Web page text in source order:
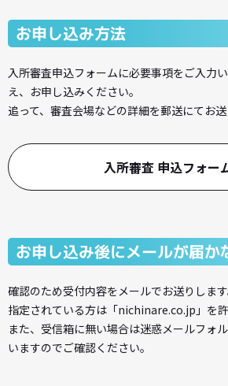
お申し込み方法
入所審査申込フォームに必要事項をご入力
え、お申し込みください。
追って、審査会場などの詳細を郵送にてお送
入所審査 申込フォー
お申し込み後にメールが届か
確認のため受付内容をメールでお送りしま
指定されている方は「nichinare.co.jp」を許
また、受信箱に無い場合は迷惑メールフォ
いますのでご確認ください。